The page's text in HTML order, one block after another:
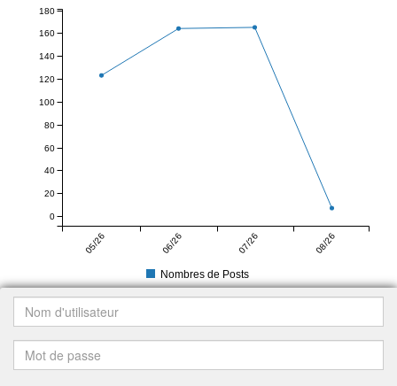
05/26 06/26 07/26 08/26
0
20
40
60
80
100
120
140
160
180
Nombres de Posts